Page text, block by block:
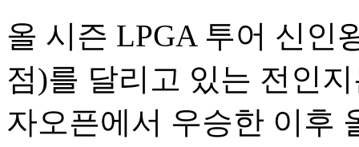
올 시즌 LPGA 투어 신인
점)를 달리고 있는 전인
자오픈에서 우승한 이후